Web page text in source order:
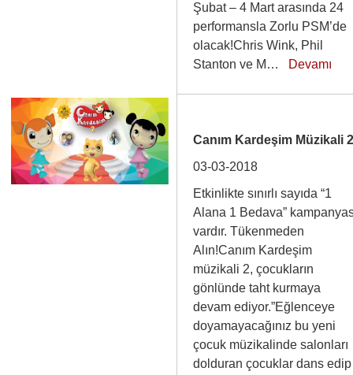
Şubat – 4 Mart arasında 24
performansla Zorlu PSM’de
olacak!Chris Wink, Phil
Stanton ve M… Devamı
Canım Kardeşim Müzikali
03-03-2018
Etkinlikte sınırlı sayıda “1
Alana 1 Bedava”
vardır. Tükenmeden
Alın!Canım Kardeşim
müzikali 2, çocukların
gönlünde taht kurmaya
devam ediyor.”Eğlenceye
doyamayacağınız bu yeni
çocuk müzikalinde salonları
dolduran çocuklar dans edip